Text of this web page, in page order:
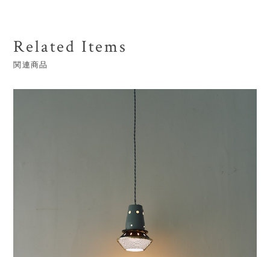
Related Items
関連商品